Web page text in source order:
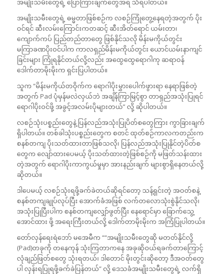
အမျိုးသမီးတွေရဲ့ ပြောကြားချက်တွေအရ သိရပါတယ်။
အမျိုးသမီးတွေရဲ့ ဓမ္မတာဖြစ်စဉ်က လစဉ်ကြုံတွေ့နေရတဲ့အတွက် ပိုး
ဝင်ရင် ဆီးလမ်းကြောင်းကတဆင့် ဆီးအိတ်ရောင် ယမ်းတာ၊
ကျောက်ကပ် ပြည်တည်တာတွေ ဖြစ်နိုင်သလို မိန်းမကိုယ်တွင်း
မကြာခဏပိုးဝင်ပါက ကာလရှည်မိန်းမကိုယ်တွင်း ယောင်ယမ်းနာကျင်
ခြင်းများ ကြုံရနိုင်တယ်လို့လည်း အထွေထွေရောဂါကု ဆရာဝန်
ဒေါက်တာမိုးမိုးက ရှင်းပြပါတယ်။
သူက “မိန်းမကိုယ်တဝိုက်က ရောဂါပိုးမွှားပေါက်ဖွားရာ နေရာဖြစ်တဲ့
အတွက် Pad ပုံမှန်မလဲလှယ်ဘဲ အချိန်ကြာမြင့်စွာ တာရှည်အသုံးပြုရင်
ရောဂါပိုးဝင်ဖို့ အခွင့်အလမ်းပိုများတယ်” လို့ ဆိုပါတယ်။
လစဉ်သုံးပစ္စည်းတွေနဲ့ ပြန်လည်အသုံးပြုပိတ်စတွေကြား ကွာခြားချက်
ရှိပါတယ်။ တစ်ခါသုံးပစ္စည်းတွေက စတင် ထုတ်စဉ်ကာလကတည်းက
စနစ်တကျ ပိုးသတ်ထားတာဖြစ်သလို၊ ပြန်လည်အသုံးပြုနိုင်တဲ့ပိတ်စ
တွေက လျော်ထားပေမယ့် ပိုးသတ်ထားတဲ့ဖြစ်စဉ်ကို မဖြတ်သန်းထား
တဲ့အတွက် ရောဂါပိုးကာကွယ်မှုမှာ အားနည်းချက် များစွာရှိနေတယ်လို့
ဆိုတယ်။
ဒါပေမယ့် လစဉ်သုံးရဖို့ခက်ခဲတယ်ဆိုရင်တော့ သန့်ရှင်းတဲ့ အဝတ်စနဲ့
စနစ်တကျချုပ်လုပ်ပြီး အောက်ခံအဖြစ် လက်တလောသုံးစွဲနိုင်သလို၊
အသုံးပြုပြီးပါက စနစ်တကျလျှော်ဖွတ်ပြီး နေရောင်မှာ ခြောက်သွေ့
အောင်ထား ဖို့ အရေးကြီးတယ်လို့ ဒေါက်တာမိုးမိုးက အကြံပြုပါတယ်။
တော်လှန်ရေးရဲဘော် မအေမီက ““အမျိုးသမီးတွေဆို မတတ်နိုင်လို့
(Pad)တခုကို တနေကုန် သုံးကြတာကနေ အခုဆိုဝယ်ရခက်တာကြောင့်
လုံချည်ဖြတ်စတွေ သုံးရတယ်၊ ဒါတောင် မိုးတွင်းဆိုတော့ ဒီအဝတ်တွေ
ပါ လှန်းရပြုရဖို့ခက်ခဲပြန်တယ်” လို့ ဒေသခံအမျိုးသမီးတွေရဲ့ လက်ရှိ